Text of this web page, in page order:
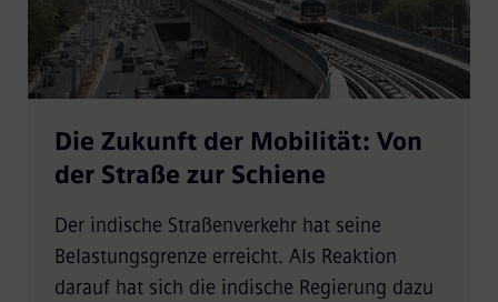
Die Zukunft der Mobilität: Von
der Straße zur Schiene
Der indische Straßenverkehr hat seine
Belastungsgrenze erreicht. Als Reaktion
darauf hat sich die indische Regierung dazu